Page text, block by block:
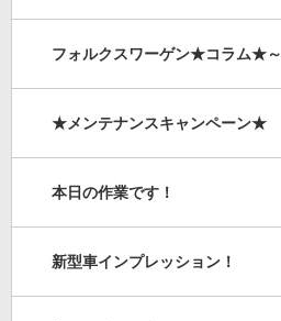
フォルクスワーゲン★コラム★～
★メンテナンスキャンペーン★
本日の作業です！
新型車インプレッション！